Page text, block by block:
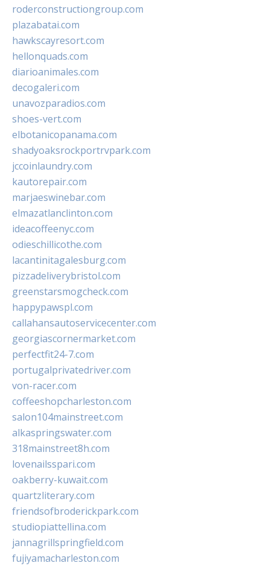
roderconstructiongroup.com
plazabatai.com
hawkscayresort.com
hellonquads.com
diarioanimales.com
decogaleri.com
unavozparadios.com
shoes-vert.com
elbotanicopanama.com
shadyoaksrockportrvpark.com
jccoinlaundry.com
kautorepair.com
marjaeswinebar.com
elmazatlanclinton.com
ideacoffeenyc.com
odieschillicothe.com
lacantinitagalesburg.com
pizzadeliverybristol.com
greenstarsmogcheck.com
happypawspl.com
callahansautoservicecenter.com
georgiascornermarket.com
perfectfit24-7.com
portugalprivatedriver.com
von-racer.com
coffeeshopcharleston.com
salon104mainstreet.com
alkaspringswater.com
318mainstreet8h.com
lovenailsspari.com
oakberry-kuwait.com
quartzliterary.com
friendsofbroderickpark.com
studiopiattellina.com
jannagrillspringfield.com
fujiyamacharleston.com